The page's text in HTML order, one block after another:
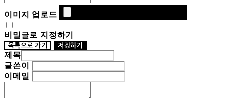
이미지 업로드
비밀글로 지정하기
목록으로 가기 저장하기
제목
글쓴이
이메일